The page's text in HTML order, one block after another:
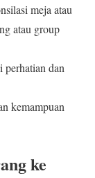
meja atau
atau group
perhatian dan
kemampuan
ke